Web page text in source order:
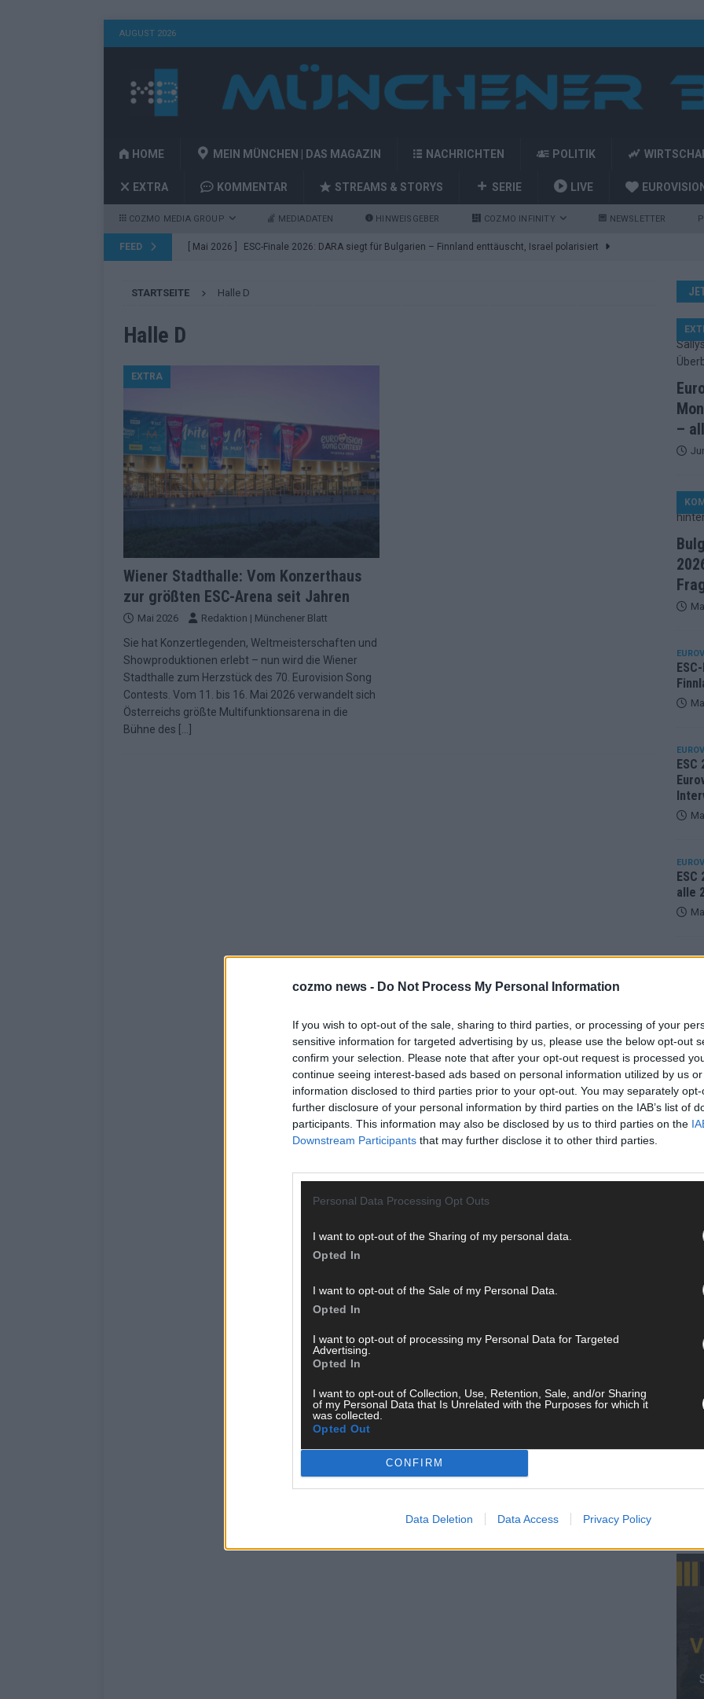
cozmo news - Do Not Process My Personal Information
If you wish to opt-out of the sale, sharing to third parties, or processing of your
sensitive information for targeted advertising by us, please use the below opt-out
confirm your selection. Please note that after your opt-out request is processed
continue seeing interest-based ads based on personal information utilized by us
information disclosed to third parties prior to your opt-out. You may separately
further disclosure of your personal information by third parties on the IAB’s list of
participants. This information may also be disclosed by us to third parties on the
Downstream Participants that may further disclose it to other third parties.
Personal Data Processing Opt Outs
I want to opt-out of the Sharing of my personal data.
Opted In
I want to opt-out of the Sale of my Personal Data.
Opted In
I want to opt-out of processing my Personal Data for Targeted
Advertising.
Opted In
I want to opt-out of Collection, Use, Retention, Sale, and/or Sharing
of my Personal Data that Is Unrelated with the Purposes for which it
was collected.
Opted Out
CONFIRM
Data Deletion Data Access Privacy Policy
AUGUST 2026
HOME MEIN MÜNCHEN | DAS MAGAZIN NACHRICHTEN POLITIK
EXTRA KOMMENTAR STREAMS & STORYS SERIE LIVE EUROVISION
COZMO MEDIA GROUP MEDIADATEN HINWEISGEBER COZMO INFINITY NEWSLETTER
FEED [ Mai 2026 ] ESC-Finale 2026: DARA siegt für Bulgarien – Finnland enttäuscht, Israel polarisiert
[ Mai 2026 ] ESC 2026 Finale: JJ mit Mozart-Eröffnung, Eurovision-Allstars und Parov Stelar als Interval
KOMMENTAR
[ Mai 2026 ] Von Lugano bis Wien: Wie der ESC in 70 Jahren sein Abstimmungssystem immer wieder
neu erfunden hat EUROVISION
KOMMENTAR
[ Mai 2026 ] ESC 2026: Diese zehn Länder sehen die Buchmacher im Finale
[ Juni 2026 ] Europa-Park Sommersaison 2026: Monaco, Sallys Café und Westernstadt – alle Neuheiten
im Überblick EXTRA
[ Mai 2026 ] Bulgarien hat gewonnen – aber der ESC 2026 hinterlässt unbeantwortete Fragen
KOMMENTAR
STARTSEITE Halle D
Halle D
EXTRA
Wiener Stadthalle: Vom Konzerthaus
zur größten ESC-Arena seit Jahren
Mai 2026 Redaktion | Münchener Blatt
Sie hat Konzertlegenden, Weltmeisterschaften und
Showproduktionen erlebt – nun wird die Wiener
Stadthalle zum Herzstück des 70. Eurovision Song
Contests. Vom 11. bis 16. Mai 2026 verwandelt sich
Österreichs größte Multifunktionsarena in die
Bühne des
–
alle
25
Von